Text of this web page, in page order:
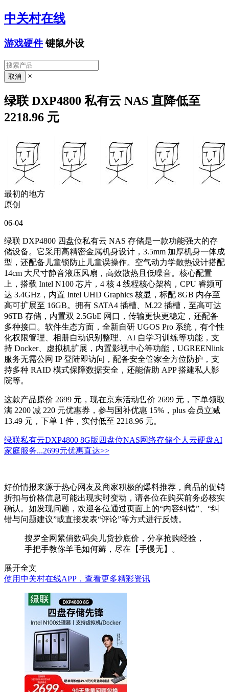
中关村在线
游戏硬件 键鼠外设
×
绿联 DXP4800 私有云 NAS 直降低至
2218.96 元
最初的地方
原创
06-04
绿联 DXP4800 四盘位私有云 NAS 存储是一款功能强大的存
储设备。它采用高精密金属机身设计，3.5mm 加厚机身一体成
型，还配备儿童锁防止儿童误操作。空气动力学散热设计搭配
14cm 大尺寸静音液压风扇，高效散热且低噪音。核心配置
上，搭载 Intel N100 芯片，4 核 4 线程核心架构，CPU 睿频可
达 3.4GHz，内置 Intel UHD Graphics 核显，标配 8GB 内存至
高可扩展至 16GB。拥有 SATA4 插槽、M.22 插槽，至高可达
96TB 存储，内置双 2.5GbE 网口，传输更快更稳定，还配备
多种接口。软件生态方面，全新自研 UGOS Pro 系统，有个性
化权限管理、相册自动识别整理、AI 自学习训练等功能，支
持 Docker、虚拟机扩展，内置影视中心等功能，UGREENlink
服务无需公网 IP 登陆即访问，配备安全管家全方位防护，支
持多种 RAID 模式保障数据安全，还能借助 APP 搭建私人影
院等。
这款产品原价 2699 元，现在京东活动售价 2699 元，下单领取
满 2200 减 220 元优惠券，参与国补优惠 15%，plus 会员立减
13.49 元，下单 1 件，实付低至 2218.96 元。
绿联私有云DXP4800 8G版四盘位NAS网络存储个人云硬盘AI
家庭服务...2699元优惠直达>>
好价情报来源于热心网友及商家积极的爆料推荐，商品的促销
折扣与价格信息可能出现实时变动，请各位在购买前务必核实
确认。如发现问题，欢迎各位通过页面上的“内容纠错”、“纠
错与问题建议”或直接发表“评论”等方式进行反馈。
搜罗全网紧俏数码尖儿货抄底价，分享抢购经验，
手把手教你羊毛如何薅，尽在【手慢无】。
展开全文
使用中关村在线APP，查看更多精彩资讯